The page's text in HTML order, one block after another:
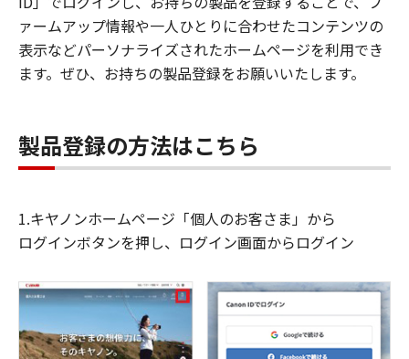
ァームアップ情報や一人ひとりに合わせたコンテンツの
表示などパーソナライズされたホームページを利用でき
ます。ぜひ、お持ちの製品登録をお願いいたします。
製品登録の方法はこちら
1.キヤノンホームページ「個人のお客さま」から
ログインボタンを押し、ログイン画面からログイン